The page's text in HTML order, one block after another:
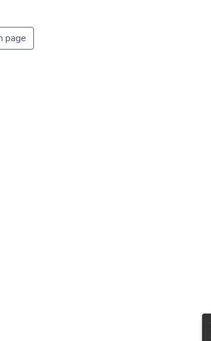
page